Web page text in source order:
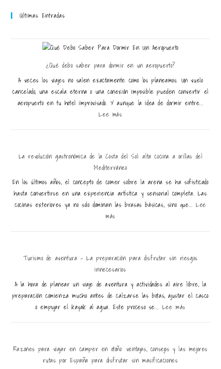
Últimas Entradas
¿Qué debo saber para dormir en un aeropuerto?
A veces los viajes no salen exactamente como los planeamos. Un vuelo
cancelado, una escala eterna o una conexión imposible pueden convertir el
aeropuerto en tu hotel improvisado. Y aunque la idea de dormir entre...
Lee más
La revolución gastronómica de la Costa del Sol: alta cocina a orillas del
Mediterráneo
En los últimos años, el concepto de comer sobre la arena se ha sofisticado
hasta convertirse en una experiencia artística y sensorial completa. Las
cocinas exteriores ya no solo dominan las brasas básicas, sino que...Lee
más
Turismo de aventura – La preparación para disfrutar sin riesgos
innecesarios
A la hora de planear un viaje de aventura y actividades al aire libre, la
preparación comienza mucho antes de calzarse las botas, ajustar el casco
o empujar el kayak al agua. Este proceso se... Lee más
Razones para viajar en camper en otoño: ventajas, consejos y las mejores
rutas por España para disfrutar sin masificaciones